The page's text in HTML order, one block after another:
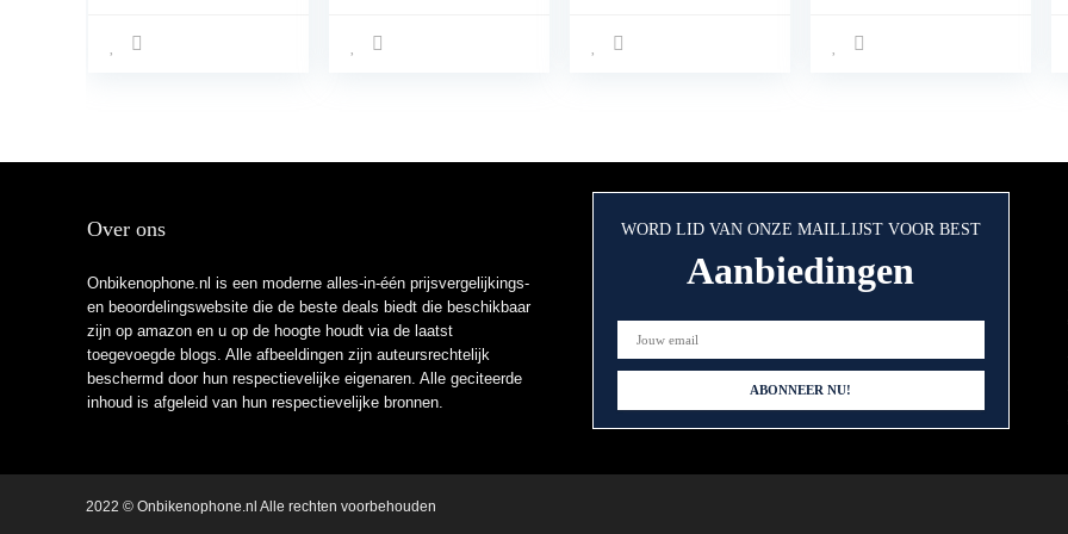
bundel SMART +
Stuurpen Mobiele
Telefoons
voor navigatie,
mobiele telefoons
grip compatibel
Over ons
Onbikenophone.nl is een moderne alles-in-één prijsvergelijkings-
en beoordelingswebsite die de beste deals biedt die beschikbaar
zijn op amazon en u op de hoogte houdt via de laatst
toegevoegde blogs. Alle afbeeldingen zijn auteursrechtelijk
beschermd door hun respectievelijke eigenaren. Alle geciteerde
inhoud is afgeleid van hun respectievelijke bronnen.
WORD LID VAN ONZE MAILLIJST VOOR BEST
Aanbiedingen
2022 © Onbikenophone.nl Alle rechten voorbehouden